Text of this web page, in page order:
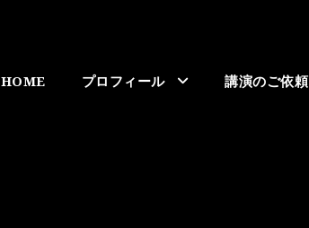
HOME プロフィール 講演のご依頼